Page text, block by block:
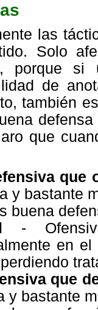
las
Solo
porque
de
también
que
que
y bastante
buena
-
en
que
y bastante